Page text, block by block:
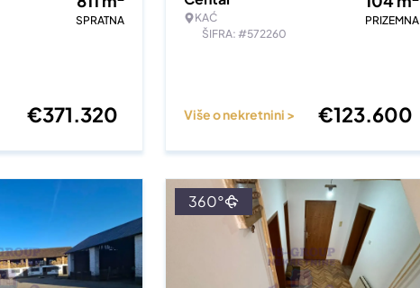
SPRATNA
€371.320
KAĆ
ŠIFRA: #572260
PRIZEMNA
Više o nekretnini > €123.600
360°